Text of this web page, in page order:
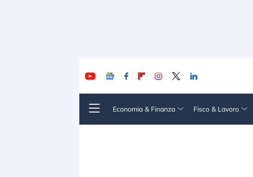
Economia & Finanza Fisco & Lavoro